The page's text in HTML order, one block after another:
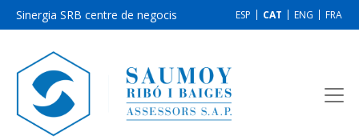
Sinergia SRB centre de negocis ESP CAT ENG FRA